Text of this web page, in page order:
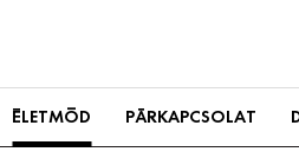
ÉLETMÓD PÁRKAPCSOLAT